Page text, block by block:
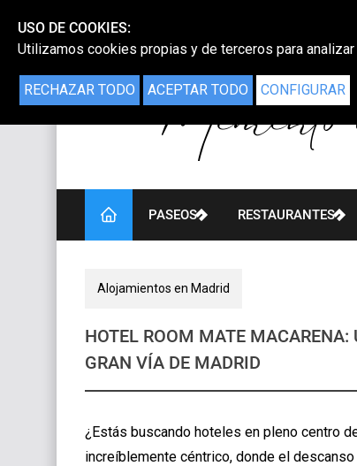
PASEOS RESTAURANTES
Alojamientos en Madrid
HOTEL ROOM MATE MACARENA:
GRAN VÍA DE MADRID
¿Estás buscando hoteles en pleno centro
increíblemente céntrico, donde el
USO DE COOKIES:
Utilizamos cookies propias y de terceros para
RECHAZAR TODO ACEPTAR TODO CONFIGURAR